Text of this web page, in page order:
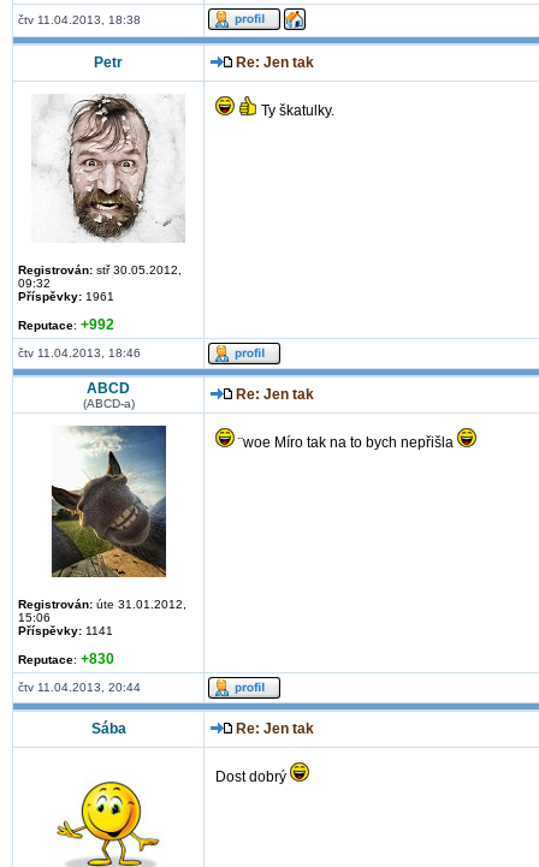
čtv 11.04.2013, 18:38
Petr Re: Jen tak
Registrován: stř 30.05.2012,
09:32
Příspěvky: 1961
Reputace: +992
Ty škatulky.
čtv 11.04.2013, 18:46
ABCD
(ABCD-a)
Re: Jen tak
Registrován: úte 31.01.2012,
15:06
Příspěvky: 1141
Reputace: +830
¨woe Míro tak na to bych nepřišla
čtv 11.04.2013, 20:44
Sába Re: Jen tak
Dost dobrý